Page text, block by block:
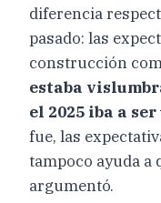
diferencia
pasado: las
construcción
estaba
el 2025 iba a
fue, las
tampoco ayuda a
argumentó.